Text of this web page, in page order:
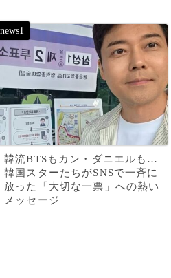
韓流BTSもカン・ダニエルも…
韓国スターたちがSNSで一斉に
放った「大切な一票」への熱い
メッセージ